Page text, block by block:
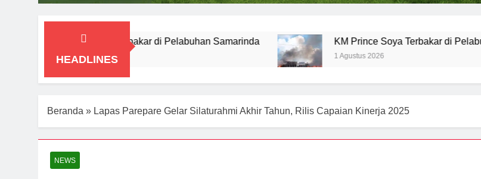
HEADLINES
KM Prince Soya Terbakar di Pelabuhan Samarinda
1 Agustus 2026
KM Prince Soya Terbakar di Pelabuhan
1 Agustus 2026
Beranda » Lapas Parepare Gelar Silaturahmi Akhir Tahun, Rilis Capaian Kinerja 2025
NEWS